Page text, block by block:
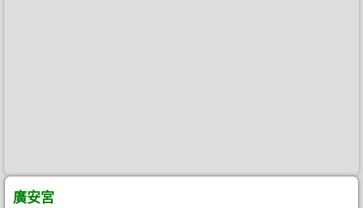
廣安宮